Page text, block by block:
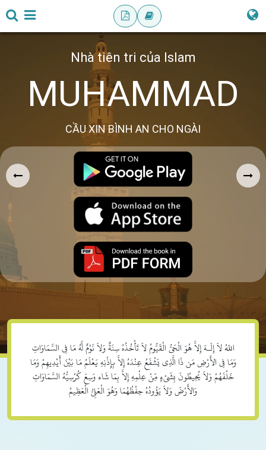
Nhà tiên tri của Islam
MUHAMMAD
CẦU XIN BÌNH AN CHO NGÀI
اللّهُ لاَ إِلَـهَ إِلاَّ هُوَ الْحَيُّ الْقَيُّومُ لاَ تَأْخُذُهُ سِنَةٌ وَلاَ نَوْمٌ لَّهُ مَا فِي السَّمَاوَاتِ
وَمَا فِي الأَرْضِ مَن ذَا الَّذِي يَشْفَعُ عِنْدَهُ إِلاَّ بِإِذْنِهِ يَعْلَمُ مَا بَيْنَ أَيْدِيهِمْ وَمَا
خَلْفَهُمْ وَلاَ يُحِيطُونَ بِشَيْءٍ مِّنْ عِلْمِهِ إِلاَّ بِمَا شَاء وَسِعَ كُرْسِيُّهُ السَّمَاوَاتِ
وَالأَرْضَ وَلاَ يَؤُودُهُ حِفْظُهُمَا وَهُوَ الْعَلِيُّ الْعَظِيمُ